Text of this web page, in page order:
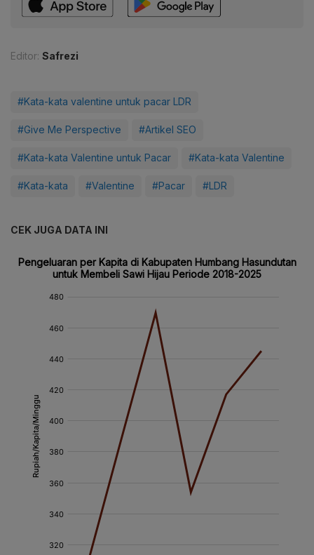
Editor: Safrezi
#Kata-kata valentine untuk pacar LDR
#Give Me Perspective #Artikel SEO
#Kata-kata Valentine untuk Pacar #Kata-kata Valentine
#Kata-kata #Valentine #Pacar #LDR
CEK JUGA DATA INI